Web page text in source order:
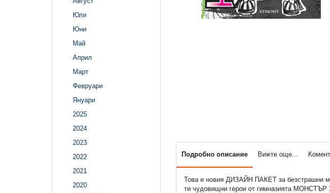
Юли
Юни
Май
Април
Март
Февруари
Януари
2025
2024
2023
2022
2021
2020
Подробно описание Вижте още...
Това е новия ДИЗАЙН ПАКЕТ за безстрашни
ти чудовищни герои от гимназията